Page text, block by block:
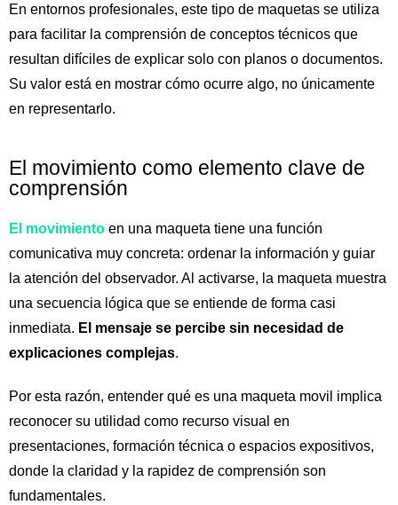
En entornos profesionales, este tipo de maquetas se utiliza
para facilitar la comprensión de conceptos técnicos que
resultan difíciles de explicar solo con planos o documentos.
Su valor está en mostrar cómo ocurre algo, no únicamente
en representarlo.
El movimiento como elemento clave de
comprensión
El movimiento en una maqueta tiene una función
comunicativa muy concreta: ordenar la información y guiar
la atención del observador. Al activarse, la maqueta muestra
una secuencia lógica que se entiende de forma casi
inmediata. El mensaje se percibe sin necesidad de
explicaciones complejas.
Por esta razón, entender qué es una maqueta movil implica
reconocer su utilidad como recurso visual en
presentaciones, formación técnica o espacios expositivos,
donde la claridad y la rapidez de comprensión son
fundamentales.